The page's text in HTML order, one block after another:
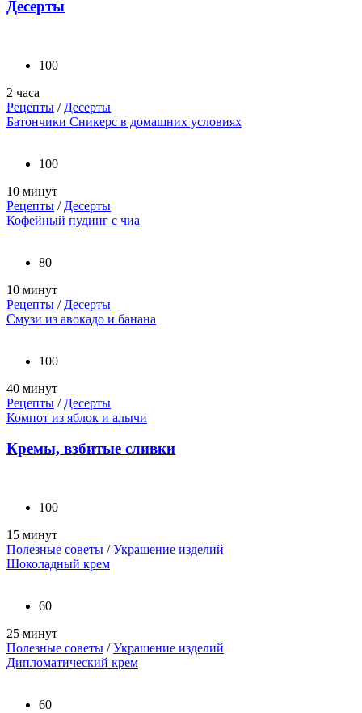
Десерты
100
2 часа
Рецепты / Десерты
Батончики Сникерс в домашних условиях
100
10 минут
Рецепты / Десерты
Кофейный пудинг с чиа
80
10 минут
Рецепты / Десерты
Смузи из авокадо и банана
100
40 минут
Рецепты / Десерты
Компот из яблок и алычи
Кремы, взбитые сливки
100
15 минут
Полезные советы /Украшение изделий
Шоколадный крем
60
25 минут
Полезные советы /Украшение изделий
Дипломатический крем
60